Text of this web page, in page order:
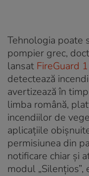
Tehnologia poate
pompier grec,
lansat FireGuard
detectează
avertizează în
limba română,
incendiilor de
aplicațiile
permisiunea din
notificare chiar și
modul